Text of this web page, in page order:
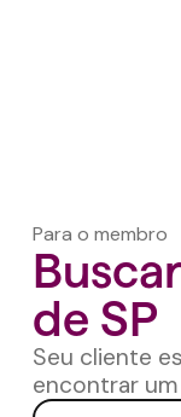
Para o membro
de SP
Seu cliente
encontrar